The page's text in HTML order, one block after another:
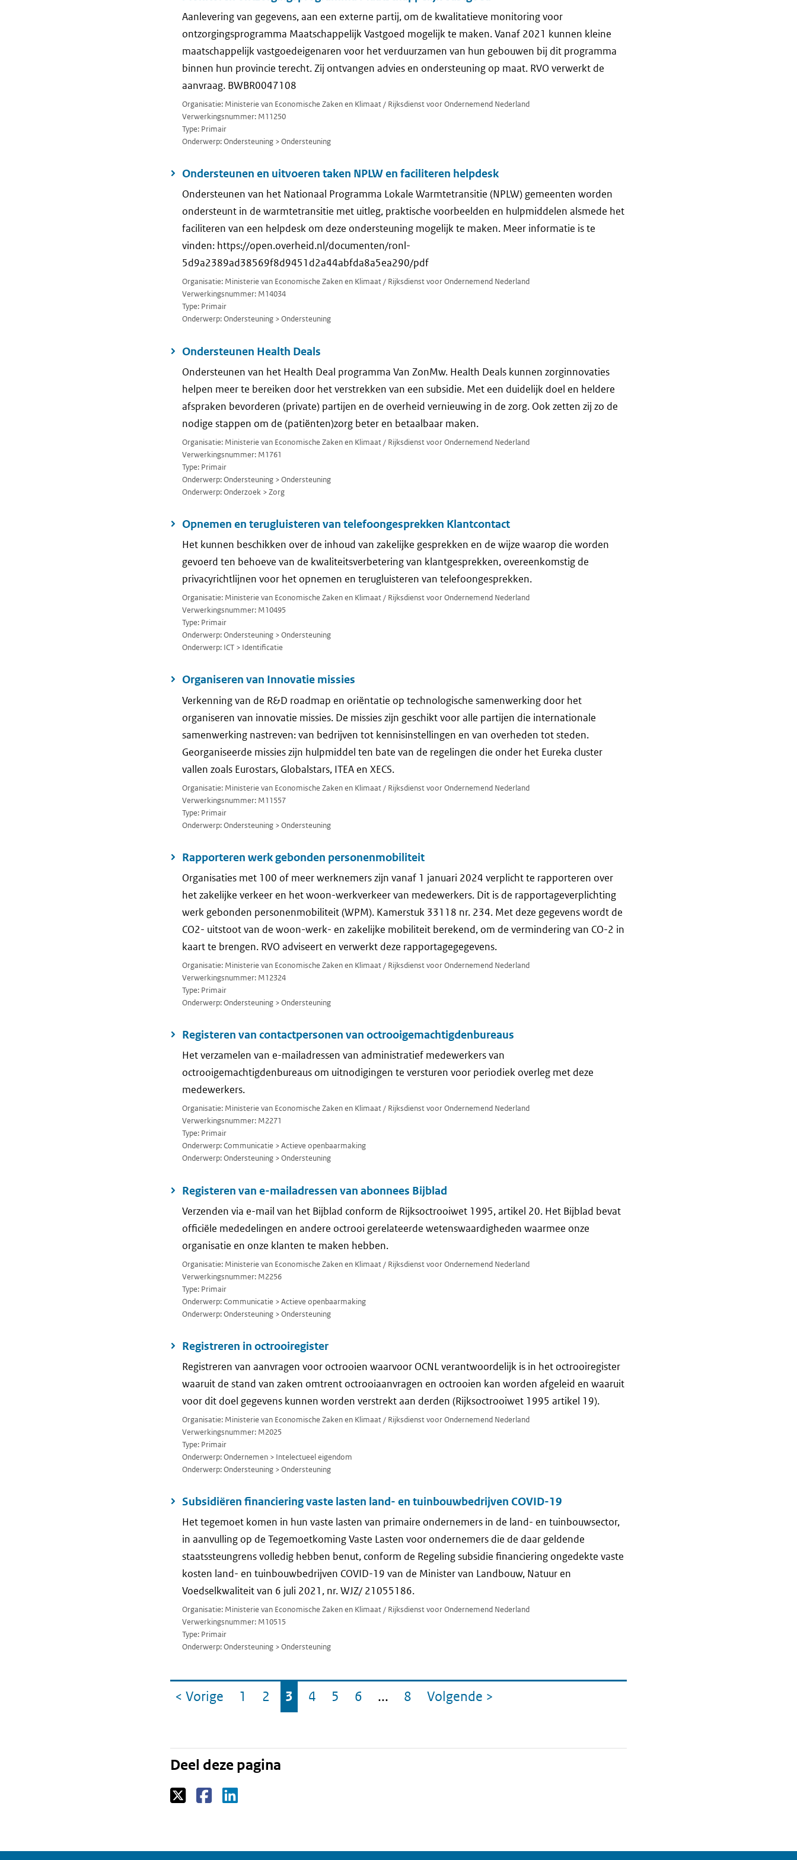
Aanlevering van gegevens, aan een externe partij, om de kwalitatieve monitoring voor
ontzorgingsprogramma Maatschappelijk Vastgoed mogelijk te maken. Vanaf 2021 kunnen kleine
maatschappelijk vastgoedeigenaren voor het verduurzamen van hun gebouwen bij dit programma
binnen hun provincie terecht. Zij ontvangen advies en ondersteuning op maat. RVO verwerkt de
aanvraag. BWBR0047108
Organisatie: Ministerie van Economische Zaken en Klimaat / Rijksdienst voor Ondernemend Nederland
Verwerkingsnummer: M11250
Type: Primair
Onderwerp: Ondersteuning > Ondersteuning
Ondersteunen en uitvoeren taken NPLW en faciliteren helpdesk
Ondersteunen van het Nationaal Programma Lokale Warmtetransitie (NPLW) gemeenten worden
ondersteunt in de warmtetransitie met uitleg, praktische voorbeelden en hulpmiddelen alsmede het
faciliteren van een helpdesk om deze ondersteuning mogelijk te maken. Meer informatie is te
vinden: https://open.overheid.nl/documenten/ronl-
5d9a2389ad38569f8d9451d2a44abfda8a5ea290/pdf
Organisatie: Ministerie van Economische Zaken en Klimaat / Rijksdienst voor Ondernemend Nederland
Verwerkingsnummer: M14034
Type: Primair
Onderwerp: Ondersteuning > Ondersteuning
Ondersteunen Health Deals
Ondersteunen van het Health Deal programma Van ZonMw. Health Deals kunnen zorginnovaties
helpen meer te bereiken door het verstrekken van een subsidie. Met een duidelijk doel en heldere
afspraken bevorderen (private) partijen en de overheid vernieuwing in de zorg. Ook zetten zij zo de
nodige stappen om de (patiënten)zorg beter en betaalbaar maken.
Organisatie: Ministerie van Economische Zaken en Klimaat / Rijksdienst voor Ondernemend Nederland
Verwerkingsnummer: M1761
Type: Primair
Onderwerp: Ondersteuning > Ondersteuning
Onderwerp: Onderzoek > Zorg
Opnemen en terugluisteren van telefoongesprekken Klantcontact
Het kunnen beschikken over de inhoud van zakelijke gesprekken en de wijze waarop die worden
gevoerd ten behoeve van de kwaliteitsverbetering van klantgesprekken, overeenkomstig de
privacyrichtlijnen voor het opnemen en terugluisteren van telefoongesprekken.
Organisatie: Ministerie van Economische Zaken en Klimaat / Rijksdienst voor Ondernemend Nederland
Verwerkingsnummer: M10495
Type: Primair
Onderwerp: Ondersteuning > Ondersteuning
Onderwerp: ICT > Identificatie
Organiseren van Innovatie missies
Verkenning van de R&D roadmap en oriëntatie op technologische samenwerking door het
organiseren van innovatie missies. De missies zijn geschikt voor alle partijen die internationale
samenwerking nastreven: van bedrijven tot kennisinstellingen en van overheden tot steden.
Georganiseerde missies zijn hulpmiddel ten bate van de regelingen die onder het Eureka cluster
vallen zoals Eurostars, Globalstars, ITEA en XECS.
Organisatie: Ministerie van Economische Zaken en Klimaat / Rijksdienst voor Ondernemend Nederland
Verwerkingsnummer: M11557
Type: Primair
Onderwerp: Ondersteuning > Ondersteuning
Rapporteren werk gebonden personenmobiliteit
Organisaties met 100 of meer werknemers zijn vanaf 1 januari 2024 verplicht te rapporteren over
het zakelijke verkeer en het woon-werkverkeer van medewerkers. Dit is de rapportageverplichting
werk gebonden personenmobiliteit (WPM). Kamerstuk 33118 nr. 234. Met deze gegevens wordt de
CO2- uitstoot van de woon-werk- en zakelijke mobiliteit berekend, om de vermindering van CO-2 in
kaart te brengen. RVO adviseert en verwerkt deze rapportagegegevens.
Organisatie: Ministerie van Economische Zaken en Klimaat / Rijksdienst voor Ondernemend Nederland
Verwerkingsnummer: M12324
Type: Primair
Onderwerp: Ondersteuning > Ondersteuning
Registeren van contactpersonen van octrooigemachtigdenbureaus
Het verzamelen van e-mailadressen van administratief medewerkers van
octrooigemachtigdenbureaus om uitnodigingen te versturen voor periodiek overleg met deze
medewerkers.
Organisatie: Ministerie van Economische Zaken en Klimaat / Rijksdienst voor Ondernemend Nederland
Verwerkingsnummer: M2271
Type: Primair
Onderwerp: Communicatie > Actieve openbaarmaking
Onderwerp: Ondersteuning > Ondersteuning
Registeren van e-mailadressen van abonnees Bijblad
Verzenden via e-mail van het Bijblad conform de Rijksoctrooiwet 1995, artikel 20. Het Bijblad bevat
officiële mededelingen en andere octrooi gerelateerde wetenswaardigheden waarmee onze
organisatie en onze klanten te maken hebben.
Organisatie: Ministerie van Economische Zaken en Klimaat / Rijksdienst voor Ondernemend Nederland
Verwerkingsnummer: M2256
Type: Primair
Onderwerp: Communicatie > Actieve openbaarmaking
Onderwerp: Ondersteuning > Ondersteuning
Registreren in octrooiregister
Registreren van aanvragen voor octrooien waarvoor OCNL verantwoordelijk is in het octrooiregister
waaruit de stand van zaken omtrent octrooiaanvragen en octrooien kan worden afgeleid en waaruit
voor dit doel gegevens kunnen worden verstrekt aan derden (Rijksoctrooiwet 1995 artikel 19).
Organisatie: Ministerie van Economische Zaken en Klimaat / Rijksdienst voor Ondernemend Nederland
Verwerkingsnummer: M2025
Type: Primair
Onderwerp: Ondernemen > Intelectueel eigendom
Onderwerp: Ondersteuning > Ondersteuning
Subsidiëren financiering vaste lasten land- en tuinbouwbedrijven COVID-19
Het tegemoet komen in hun vaste lasten van primaire ondernemers in de land- en tuinbouwsector,
in aanvulling op de Tegemoetkoming Vaste Lasten voor ondernemers die de daar geldende
staatssteungrens volledig hebben benut, conform de Regeling subsidie financiering ongedekte vaste
kosten land- en tuinbouwbedrijven COVID-19 van de Minister van Landbouw, Natuur en
Voedselkwaliteit van 6 juli 2021, nr. WJZ/ 21055186.
Organisatie: Ministerie van Economische Zaken en Klimaat / Rijksdienst voor Ondernemend Nederland
Verwerkingsnummer: M10515
Type: Primair
Onderwerp: Ondersteuning > Ondersteuning
naar
< Vorige pagina
Pagina
1 Pagina
2 Pagina
3 Pagina
4 Pagina
5 Pagina
6 ... Pagina
8 Volgende pagina
>
Deel deze pagina